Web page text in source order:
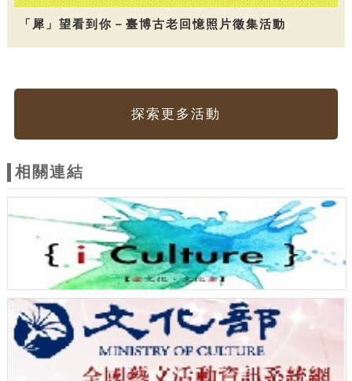
「犀」望看到你－臺博古老回憶照片徵集活動
探索更多活動
相關連結